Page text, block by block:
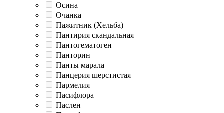
Осина
Очанка
Пажитник (Хельба)
Пантирия скандальная
Пантогематоген
Панторин
Панты марала
Панцерия шерстистая
Пармелия
Пасифлора
Паслен